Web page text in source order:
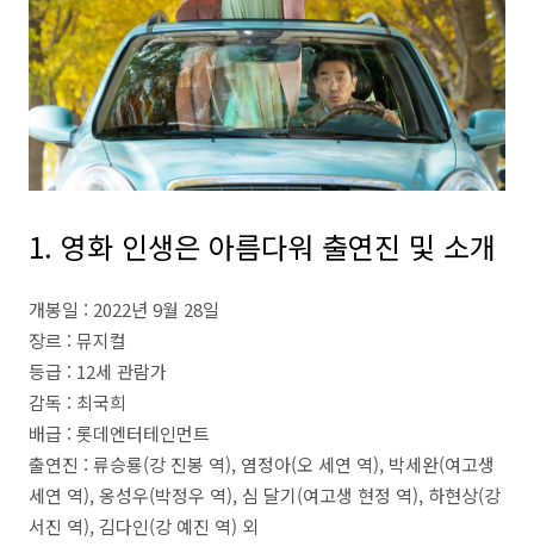
1. 영화 인생은 아름다워 출연진 및 소개
개봉일 : 2022년 9월 28일
장르 : 뮤지컬
등급 : 12세 관람가
감독 : 최국희
배급 : 롯데엔터테인먼트
출연진 : 류승룡(강 진봉 역), 염정아(오 세연 역), 박세완(여고생
세연 역), 옹성우(박정우 역), 심 달기(여고생 현정 역), 하현상(강
서진 역), 김다인(강 예진 역) 외